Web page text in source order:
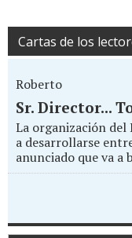
Cartas de los
Roberto
Sr. Director...
La organización del
a desarrollarse
anunciado que va a